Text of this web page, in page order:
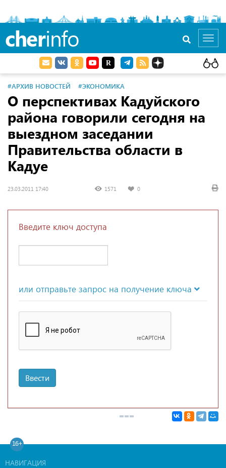
cherinfo
#АРХИВ НОВОСТЕЙ #ЭКОНОМИКА
О перспективах Кадуйского
района говорили сегодня на
выездном заседании
Правительства области в
Кадуе
23.03.2011 17:40 1571 0
Введите ключ доступа
или отправьте запрос на получение ключа
Ввести
16+
НАВИГАЦИЯ